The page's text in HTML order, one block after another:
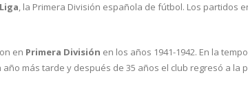
, la Primera División española de fútbol. Los partidos
en Primera División en los años 1941-1942. En la
más tarde y después de 35 años el club regresó a la